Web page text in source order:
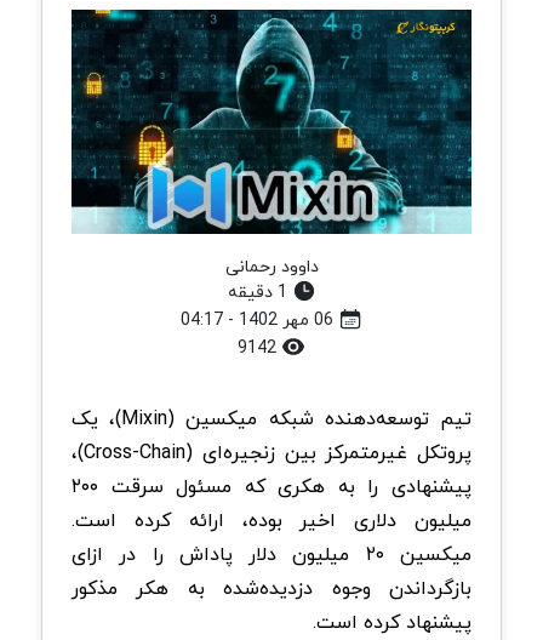
داوود رحمانی
تیم توسعه‌دهنده شبکه میکسین (Mixin)، یک
پروتکل غیرمتمرکز بین زنجیره‌ای (Cross-Chain)،
پیشنهادی را به هکری که مسئول سرقت ۲۰۰
میلیون دلاری اخیر بوده، ارائه کرده است.
میکسین ۲۰ میلیون دلار پاداش را در ازای
بازگرداندن وجوه دزدیده‌شده به هکر مذکور
پیشنهاد کرده است.